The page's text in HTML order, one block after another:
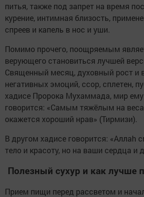
питья, также под запрет на время
курение, интимная близость,
спреев и капель в нос и уши.
Помимо прочего, поощряемым
верующего становиться лучшей
Священный месяц, духовный рост и
негативных эмоций, ссор, сплетен,
хадисе Пророка Мухаммада, мир ему
говорится: «Самым тяжёлым на
окажется хороший нрав» (Тирмизи).
В другом хадисе говорится: «Аллаh
тело и красоту, но на ваши сердца и
Полезный сухур и как лучше
Прием пищи перед рассветом и